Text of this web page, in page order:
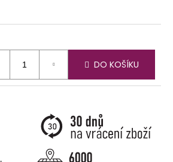
DO KOŠÍKU